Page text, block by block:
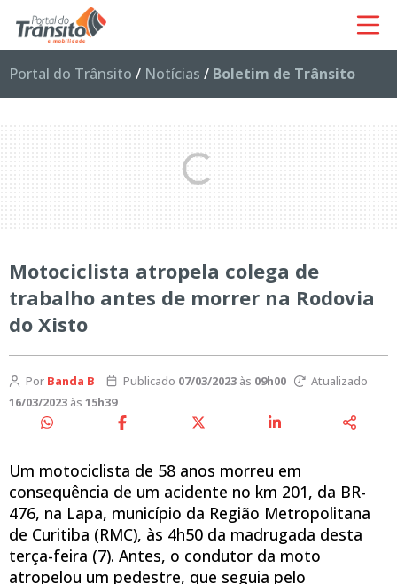
Portal do Trânsito / Notícias / Boletim de Trânsito
Motociclista atropela colega de
trabalho antes de morrer na Rodovia
do Xisto
Por Banda B Publicado 07/03/2023às 09h00
Atualizado
16/03/2023 às 15h39
Um motociclista de 58 anos morreu em
consequência de um acidente no km 201, da BR-
476, na Lapa, município da Região Metropolitana
de Curitiba (RMC), às 4h50 da madrugada desta
terça-feira (7). Antes, o condutor da moto
atropelou um pedestre, que seguia pelo